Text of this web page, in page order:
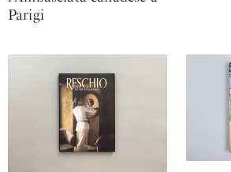
Parigi